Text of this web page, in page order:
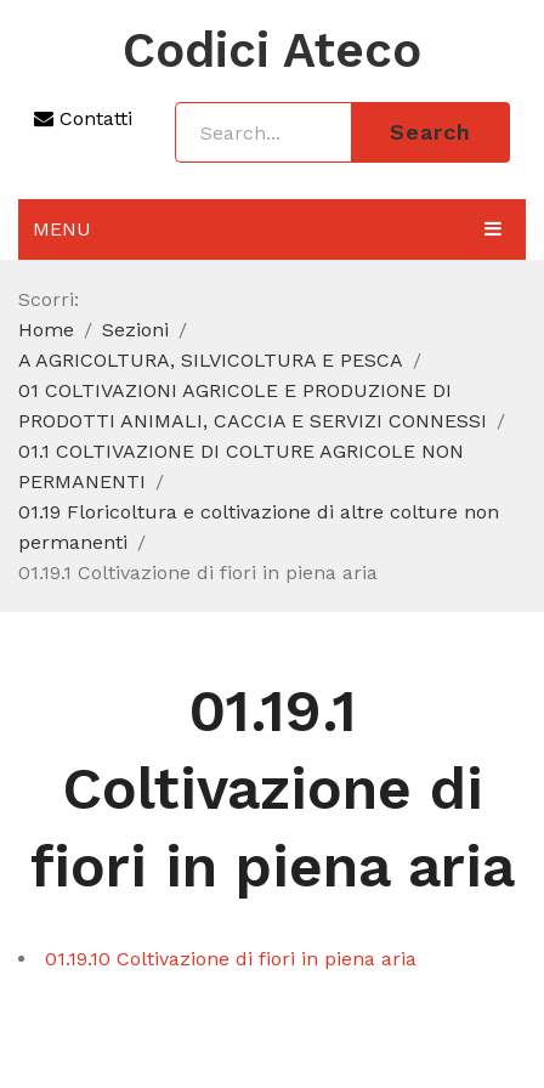
Codici Ateco
Contatti
Search
MENU
AGGIORNAMENTO 2025
SEZIONI
CODICE ATECO A COSA SERVE
REGIME FORFETTARIO
CODICE FISCALE
Scorri:
Home
Sezioni
A AGRICOLTURA, SILVICOLTURA E PESCA
01 COLTIVAZIONI AGRICOLE E PRODUZIONE DI
PRODOTTI ANIMALI, CACCIA E SERVIZI CONNESSI
01.1 COLTIVAZIONE DI COLTURE AGRICOLE NON
PERMANENTI
01.19 Floricoltura e coltivazione di altre colture non
permanenti
01.19.1 Coltivazione di fiori in piena aria
01.19.1
Coltivazione di
fiori in piena aria
01.19.10 Coltivazione di fiori in piena aria